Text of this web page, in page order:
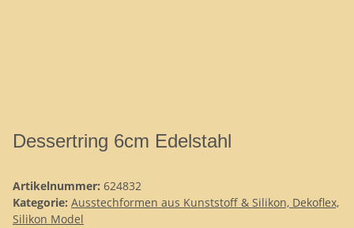
Dessertring 6cm Edelstahl
Artikelnummer: 624832
Kategorie: Ausstechformen aus Kunststoff & Silikon, Dekoflex,
Silikon Model